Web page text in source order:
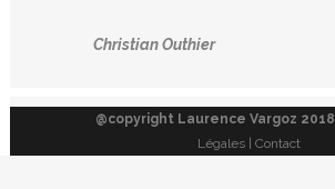
Christian Outhier
@copyright Laurence Vargoz 2018
Légales | Contact